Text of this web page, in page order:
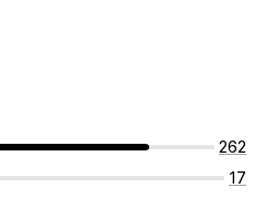
262
17